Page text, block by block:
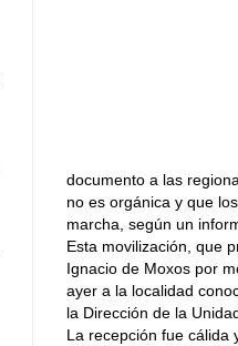
documento a las
no es orgánica y que
marcha, según un
Esta movilización, que
Ignacio de Moxos por
ayer a la localidad
la Dirección de la
La recepción fue cálida